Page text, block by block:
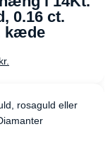
0.16 ct.
kæde
kr.